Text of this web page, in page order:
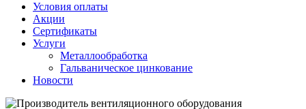
Условия оплаты
Акции
Сертификаты
Услуги
Металлообработка
Гальваническое цинкование
Новости